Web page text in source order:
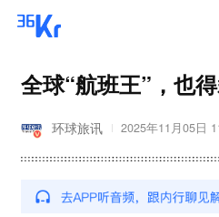
全球“航班王”，也
环球旅讯 2025年11月05日